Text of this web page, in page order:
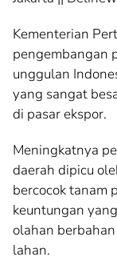
Kementerian
pengembangan
unggulan
yang sangat
di pasar ekspor.
Meningkatnya
daerah dipicu
bercocok tanam
keuntungan
olahan
lahan.